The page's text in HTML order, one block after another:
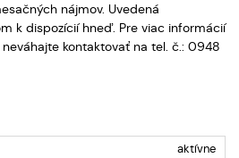
nájmov. Uvedená
k dispozícií hneď. Pre viac informácií
kontaktovať na tel. č.: 0948
aktívne